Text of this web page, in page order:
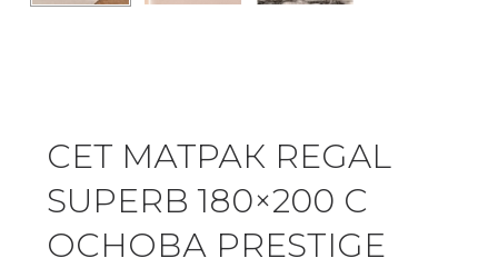
СЕТ МАТРАК REGAL
SUPERB 180×200 С
ОСНОВА PRESTIGE